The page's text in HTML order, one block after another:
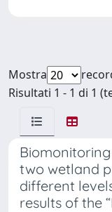
Mostra
Risultati 1 - 1 di 1
two wetland
different
results of the